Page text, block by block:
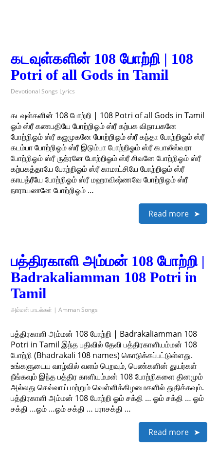
கடவுள்களின் 108 போற்றி | 108
Potri of all Gods in Tamil
Devotional Songs Lyrics
கடவுள்களின் 108 போற்றி | 108 Potri of all Gods in Tamil
ஓம் ஸ்ரீ கணபதியே போற்றிஓம் ஸ்ரீ கற்பக விநாயகனே
போற்றிஓம் ஸ்ரீ கஜமுகனே போற்றிஓம் ஸ்ரீ கந்தா போற்றிஓம் ஸ்ரீ
கடம்பா போற்றிஓம் ஸ்ரீ இடும்பா போற்றிஓம் ஸ்ரீ கபாலீஸ்வரா
போற்றிஓம் ஸ்ரீ ருத்ரனே போற்றிஓம் ஸ்ரீ சிவனே போற்றிஓம் ஸ்ரீ
கற்பகத்தாயே போற்றிஓம் ஸ்ரீ காமாட்சியே போற்றிஓம் ஸ்ரீ
காயத்ரீயே போற்றிஓம் ஸ்ரீ மஹாவிஷ்ணவே போற்றிஓம் ஸ்ரீ
நாராயணனே போற்றிஓம் …
Read more
பத்திரகாளி அம்மன் 108 போற்றி |
Badrakaliamman 108 Potri in
Tamil
அம்மன் பாடல்கள் | Amman Songs
பத்திரகாளி அம்மன் 108 போற்றி | Badrakaliamman 108
Potri in Tamil இந்த பதிவில் தேவி பத்திரகாளியம்மன் 108
போற்றி (Bhadrakali 108 names) கொடுக்கப்பட்டுள்ளது.
உங்களுடைய வாழ்வில் வளம் பெறவும், பெண்களின் துயர்கள்
நீங்கவும் இந்த பத்திர காளியம்மன் 108 போற்றிகளை தினமும்
அல்லது செவ்வாய் மற்றும் வெள்ளிக்கிழமைகளில் துதிக்கவும்.
பத்திரகாளி அம்மன் 108 போற்றி ஓம் சக்தி … ஓம் சக்தி … ஓம்
சக்தி …ஓம் …ஓம் சக்தி … பராசக்தி …
Read more